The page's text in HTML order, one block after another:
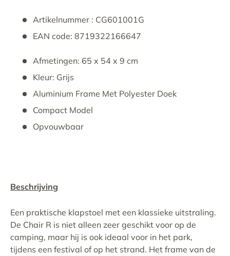
Artikelnummer : CG601001G
EAN code: 8719322166647
Afmetingen: 65 x 54 x 9 cm
Kleur: Grijs
Aluminium Frame Met Polyester Doek
Compact Model
Opvouwbaar
Beschrijving
Een praktische klapstoel met een klassieke uitstraling.
De Chair R is niet alleen zeer geschikt voor op de
camping, maar hij is ook ideaal voor in het park,
tijdens een festival of op het strand. Het frame van de